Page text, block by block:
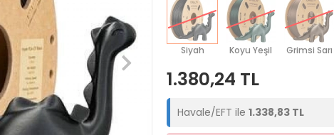
Siyah Koyu Yeşil Grimsi Sarı
1.380,24 TL
Havale/EFT ile 1.338,83 TL